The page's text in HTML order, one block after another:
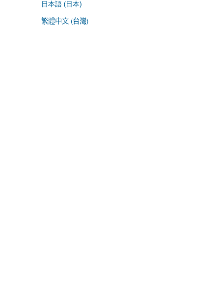
日本語 (日本)
繁體中文 (台灣)